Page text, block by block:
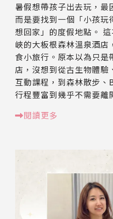
暑假想帶孩子出去玩，最
而是要找到一個「小孩玩
想回家」的度假地點。
峽的大板根森林溫泉酒
食小旅行。原本以為只是
店，沒想到從古生物體驗
互動課程，到森林散步
行程豐富到幾乎不需要離
閱讀更多